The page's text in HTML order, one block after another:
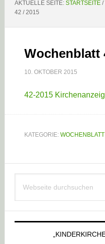
AKTUELLE SEITE: STARTSEITE /
42 / 2015
Wochenblatt
10. OKTOBER 2015
42-2015
KATEGORIE: WOCHENBLATT
Haupt-
Sidebar
durchsuchen